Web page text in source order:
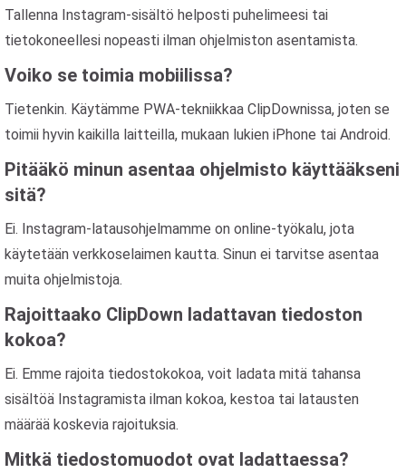
Tallenna Instagram-sisältö helposti puhelimeesi tai
tietokoneellesi nopeasti ilman ohjelmiston asentamista.
Voiko se toimia mobiilissa?
Tietenkin. Käytämme PWA-tekniikkaa ClipDownissa, joten se
toimii hyvin kaikilla laitteilla, mukaan lukien iPhone tai Android.
Pitääkö minun asentaa ohjelmisto käyttääkseni
sitä?
Ei. Instagram-latausohjelmamme on online-työkalu, jota
käytetään verkkoselaimen kautta. Sinun ei tarvitse asentaa
muita ohjelmistoja.
Rajoittaako ClipDown ladattavan tiedoston
kokoa?
Ei. Emme rajoita tiedostokokoa, voit ladata mitä tahansa
sisältöä Instagramista ilman kokoa, kestoa tai latausten
määrää koskevia rajoituksia.
Mitkä tiedostomuodot ovat ladattaessa?